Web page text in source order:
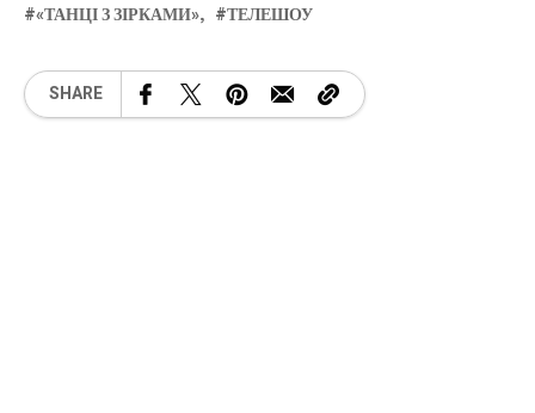
«ТАНЦІ З ЗІРКАМИ» ТЕЛЕШОУ
SHARE